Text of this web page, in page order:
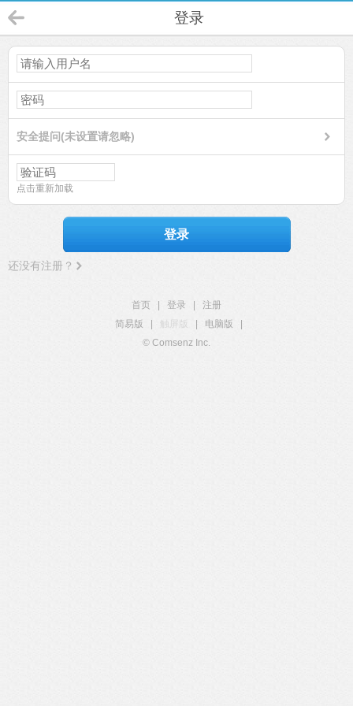
登录
安全提问(未设置请忽略)
点击重新加载
登录
还没有注册？
首页 登录
注册
简易版
触屏版 电脑版
© Comsenz Inc.